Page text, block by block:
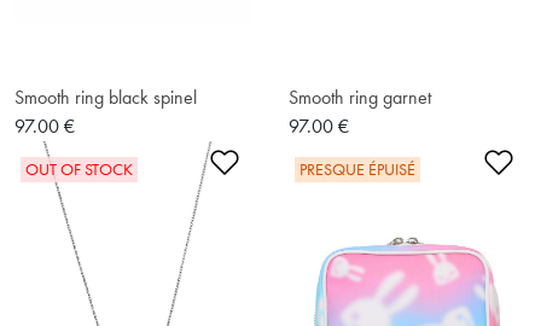
Smooth ring black spinel
97.00 €
Smooth ring garnet
97.00 €
Ajouter à la liste de souhaits
OUT OF STOCK PRESQUE ÉPUISÉ